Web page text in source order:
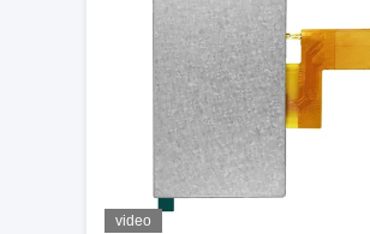
video